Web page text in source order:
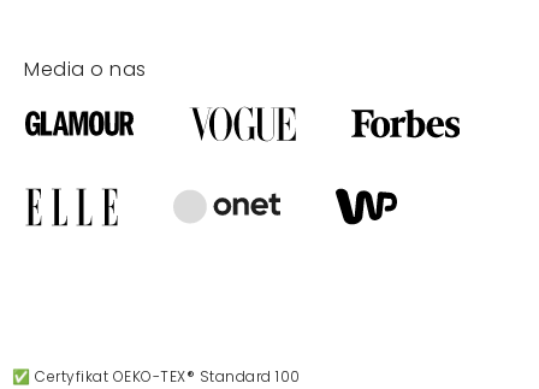
Media o nas
✅ Certyfikat OEKO-TEX® Standard 100